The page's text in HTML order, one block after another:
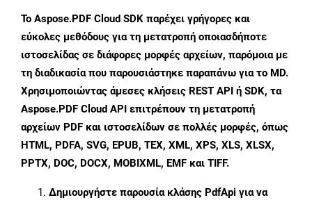
Το Aspose.PDF Cloud SDK παρέχει γρήγορες και
εύκολες μεθόδους για τη μετατροπή οποιασδήποτε
ιστοσελίδας σε διάφορες μορφές αρχείων, παρόμοια με
τη διαδικασία που παρουσιάστηκε παραπάνω για το MD.
Χρησιμοποιώντας άμεσες κλήσεις REST API ή SDK, τα
Aspose.PDF Cloud API επιτρέπουν τη μετατροπή
αρχείων PDF και ιστοσελίδων σε πολλές μορφές, όπως
HTML, PDFA, SVG, EPUB, TEX, XML, XPS, XLS, XLSX,
PPTX, DOC, DOCX, MOBIXML, EMF και TIFF.
Δημιουργήστε παρουσία κλάσης PdfApi για να